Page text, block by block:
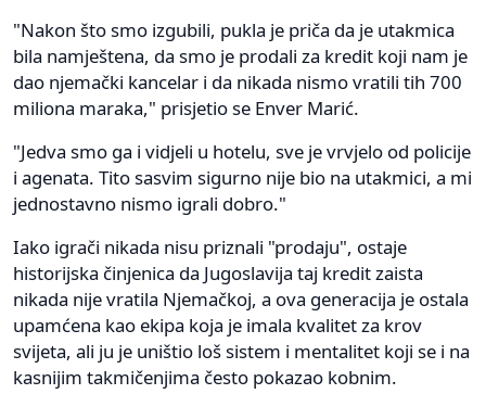
"Nakon što smo izgubili, pukla je priča da je utakmica
bila namještena, da smo je prodali za kredit koji nam je
dao njemački kancelar i da nikada nismo vratili tih 700
miliona maraka," prisjetio se Enver Marić.
"Jedva smo ga i vidjeli u hotelu, sve je vrvjelo od policije
i agenata. Tito sasvim sigurno nije bio na utakmici, a mi
jednostavno nismo igrali dobro."
Iako igrači nikada nisu priznali "prodaju", ostaje
historijska činjenica da Jugoslavija taj kredit zaista
nikada nije vratila Njemačkoj, a ova generacija je ostala
upamćena kao ekipa koja je imala kvalitet za krov
svijeta, ali ju je uništio loš sistem i mentalitet koji se i na
kasnijim takmičenjima često pokazao kobnim.